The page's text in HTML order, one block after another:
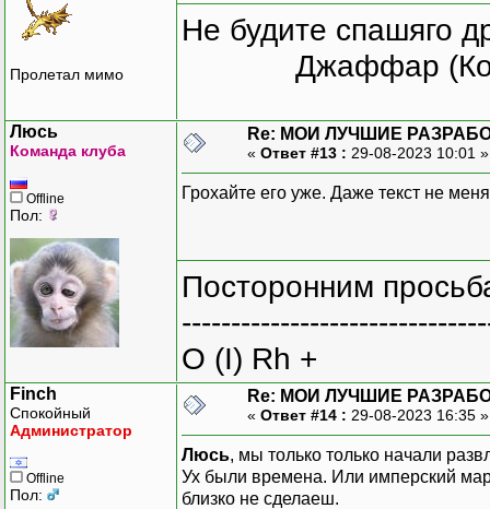
Пролетал мимо
Не будите спашяго
Джаффар
Люсь
Команда клуба
Offline
Пол:
Re: МОИ ЛУЧШИЕ
« Ответ #13 : 29-08-2023 10:01
Грохайте его уже. Даже текст не
Посторонним
O (I) Rh +
Finch
Спокойный
Администратор
Offline
Пол:
Re: МОИ ЛУЧШИЕ
« Ответ #14 : 29-08-2023 16:35
Люсь, мы только только начали
Ух были времена. Или имперский
близко не сделаеш.